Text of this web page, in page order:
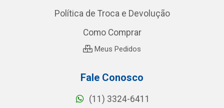
Política de Troca e Devolução
Como Comprar
Meus Pedidos
Fale Conosco
(11) 3324-6411